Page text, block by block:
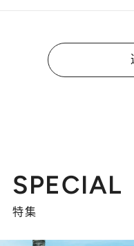
SPECIAL
特集